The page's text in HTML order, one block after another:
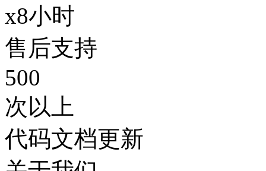
x8小时
售后支持
500
次以上
代码文档更新